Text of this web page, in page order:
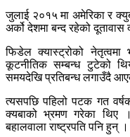
जुलाई २०१५ मा अमेरिका र
अर्को देशमा बन्द रहेको
फिडेल क्यास्ट्रोको नेतृत्वमा
कूटनीतिक सम्बन्ध टुटेको
समयदेखि प्रतिबन्ध लगाउँदै
त्यसपछि पहिलो पटक गत
क्यबाको भ्रमण गरेका थिए
बहालवाला राष्ट्रपति पनि हुन् ।